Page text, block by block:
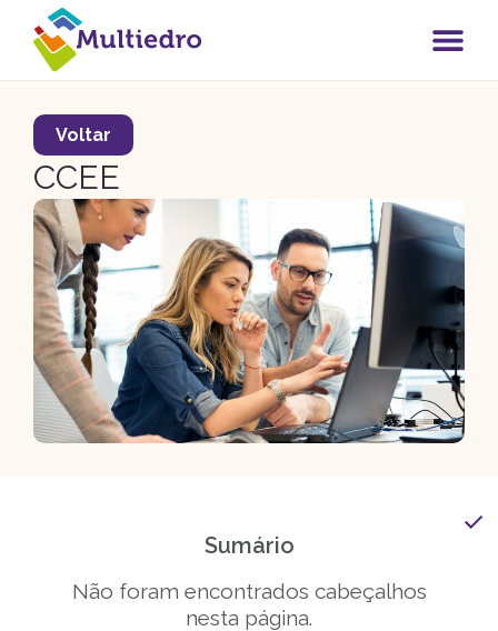
Voltar
CCEE
Sumário
Não foram encontrados cabeçalhos
nesta página.